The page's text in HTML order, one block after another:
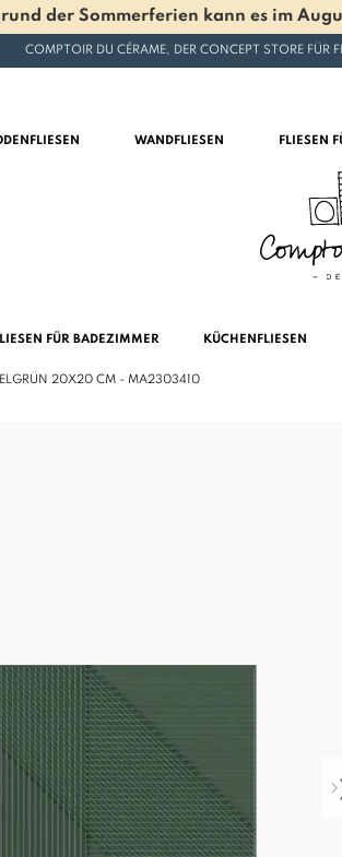
der Sommerferien kann es im
COMPTOIR DU CÉRAME, DER CONCEPT STORE FÜR
WANDFLIESEN FLIESEN
FÜR BADEZIMMER KÜCHENFLIESEN
20X20 CM - MA2303410